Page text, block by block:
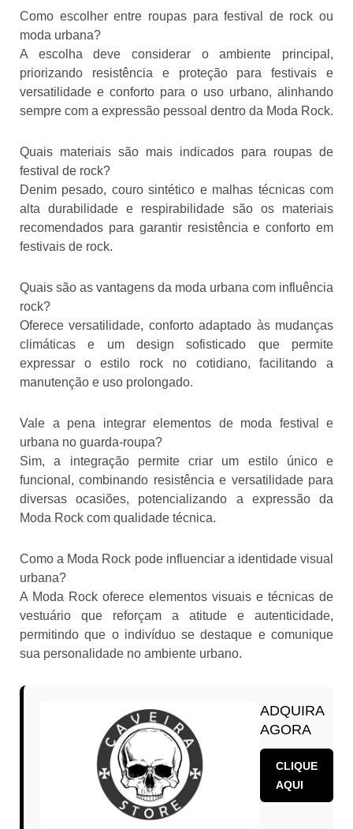
Como escolher entre roupas para festival de rock ou
moda urbana?
A escolha deve considerar o ambiente principal,
priorizando resistência e proteção para festivais e
versatilidade e conforto para o uso urbano, alinhando
sempre com a expressão pessoal dentro da Moda Rock.
Quais materiais são mais indicados para roupas de
festival de rock?
Denim pesado, couro sintético e malhas técnicas com
alta durabilidade e respirabilidade são os materiais
recomendados para garantir resistência e conforto em
festivais de rock.
Quais são as vantagens da moda urbana com influência
rock?
Oferece versatilidade, conforto adaptado às mudanças
climáticas e um design sofisticado que permite
expressar o estilo rock no cotidiano, facilitando a
manutenção e uso prolongado.
Vale a pena integrar elementos de moda festival e
urbana no guarda-roupa?
Sim, a integração permite criar um estilo único e
funcional, combinando resistência e versatilidade para
diversas ocasiões, potencializando a expressão da
Moda Rock com qualidade técnica.
Como a Moda Rock pode influenciar a identidade visual
urbana?
A Moda Rock oferece elementos visuais e técnicas de
vestuário que reforçam a atitude e autenticidade,
permitindo que o indivíduo se destaque e comunique
sua personalidade no ambiente urbano.
ADQUIRA
AGORA
CLIQUE
AQUI